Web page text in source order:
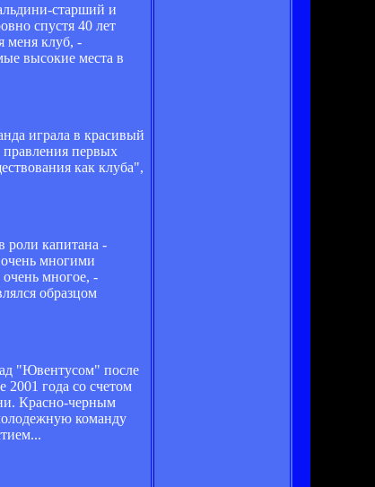
старший и
спустя 40 лет
меня клуб, -
высокие места в
играла в красивый
первых
как клуба",
роли капитана -
многими
многое, -
образцом
"Ювентусом" после
года со счетом
Красно-черным
команду